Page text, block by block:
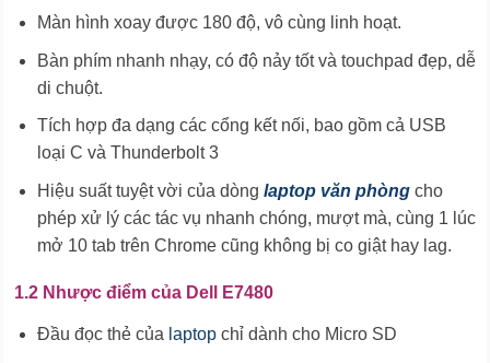
Màn hình xoay được 180 độ, vô cùng linh hoạt.
Bàn phím nhanh nhạy, có độ nảy tốt và touchpad đẹp, dễ
di chuột.
Tích hợp đa dạng các cổng kết nối, bao gồm cả USB
loại C và Thunderbolt 3
Hiệu suất tuyệt vời của dòng laptop văn phòng cho
phép xử lý các tác vụ nhanh chóng, mượt mà, cùng 1 lúc
mở 10 tab trên Chrome cũng không bị co giật hay lag.
1.2 Nhược điểm của Dell E7480
Đầu đọc thẻ của laptopchỉ dành cho Micro SD